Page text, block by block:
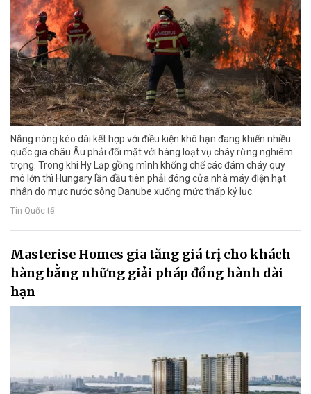
Nắng nóng kéo dài kết hợp với điều kiện khô hạn đang khiến nhiều
quốc gia châu Âu phải đối mặt với hàng loạt vụ cháy rừng nghiêm
trọng. Trong khi Hy Lạp gồng mình khống chế các đám cháy quy
mô lớn thì Hungary lần đầu tiên phải đóng cửa nhà máy điện hạt
nhân do mực nước sông Danube xuống mức thấp kỷ lục.
Tin Quốc tế
Masterise Homes gia tăng giá trị cho khách
hàng bằng những giải pháp đồng hành dài
hạn